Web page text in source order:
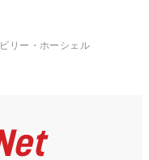
ビリー・ホーシェル